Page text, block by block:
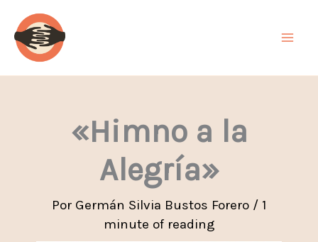
contenido
«Himno a la
Alegría»
Por Germán Silvia Bustos Forero / 1
minute of reading